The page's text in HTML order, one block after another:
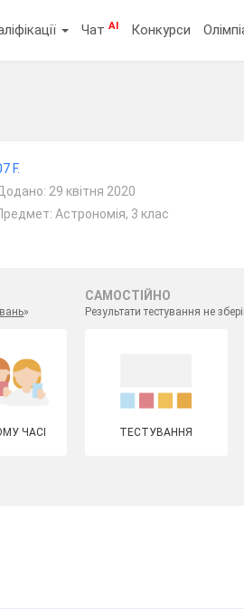
ЧатAI Конкурси
F.
29 квітня 2020
Астрономія, 3 клас
»
САМОСТІЙНО
Результати тестування не
ЧАСІ ТЕСТУВАННЯ